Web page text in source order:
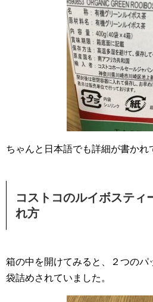
ちゃんと日本語でも詳細が書かれ
コストコのルイボスティ
れ方
箱の中を開けてみると、２つのパ
袋詰めされていました。